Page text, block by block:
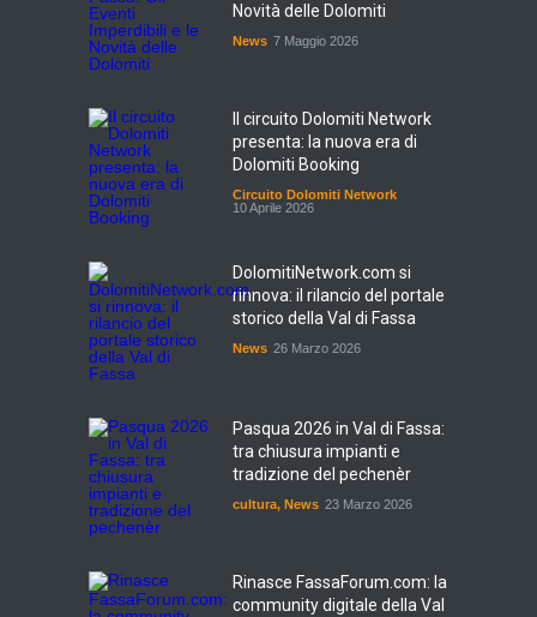
Novità delle Dolomiti
News 7 Maggio 2026
Il circuito Dolomiti Network
presenta: la nuova era di
Dolomiti Booking
Circuito Dolomiti Network
10 Aprile 2026
DolomitiNetwork.com si
rinnova: il rilancio del portale
storico della Val di Fassa
News 26 Marzo 2026
Pasqua 2026 in Val di Fassa:
tra chiusura impianti e
tradizione del pechenèr
cultura, News 23 Marzo 2026
Rinasce FassaForum.com: la
community digitale della Val